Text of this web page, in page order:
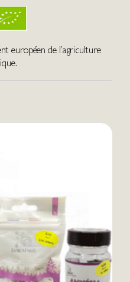
européen de l’agriculture